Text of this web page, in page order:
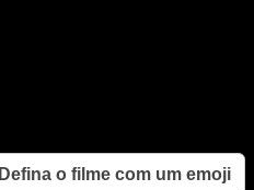
Defina o filme com um emoji